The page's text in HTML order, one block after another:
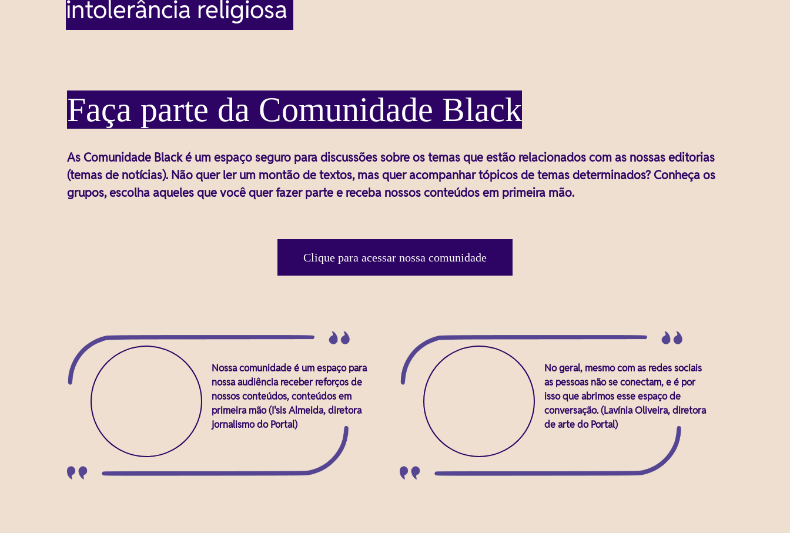
intolerância religiosa
Faça parte da Comunidade Black
As Comunidade Black é um espaço seguro para discussões sobre os temas que estão relacionados com as nossas editorias
(temas de notícias). Não quer ler um montão de textos, mas quer acompanhar tópicos de temas determinados? Conheça os
grupos, escolha aqueles que você quer fazer parte e receba nossos conteúdos em primeira mão.
Clique para acessar nossa comunidade
Nossa comunidade é um espaço para
nossa audiência receber reforços de
nossos conteúdos, conteúdos em
primeira mão (I'sis Almeida, diretora
jornalismo do Portal)
No geral, mesmo com as redes sociais
as pessoas não se conectam, e é por
isso que abrimos esse espaço de
conversação. (Lavínia Oliveira, diretora
de arte do Portal)